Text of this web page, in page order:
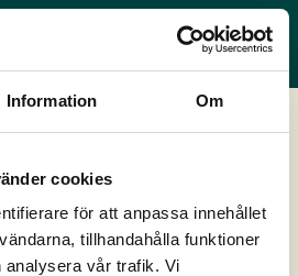
Information Om
cookies
för att anpassa innehållet
tillhandahålla funktioner
vår trafik. Vi
salgsbetingelser
kan downloades på